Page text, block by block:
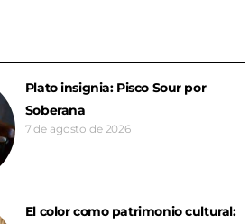
Plato insignia: Pisco Sour por
Soberana
7 de agosto de 2026
El color como patrimonio cultural: